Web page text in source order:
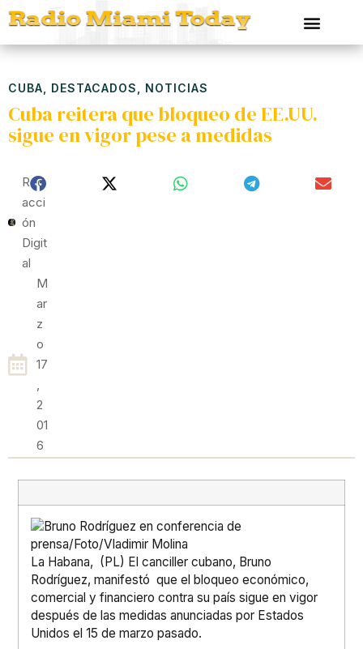
CUBA DESTACADOS NOTICIAS
Cuba reitera que bloqueo de EE.UU.
sigue en vigor pese a medidas
Red
Acci
Ón
Digit
Al
M
Ar
Z
O
17
,
2
01
6
La Habana, (PL) El canciller cubano, Bruno
Rodríguez, manifestó que el bloqueo económico,
comercial y financiero contra su país sigue en vigor
después de las medidas anunciadas por Estados
Unidos el 15 de marzo pasado.